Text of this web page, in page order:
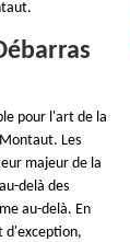
pour l'art de la
Les
majeur de la
delà des
au-delà. En
d'exception,